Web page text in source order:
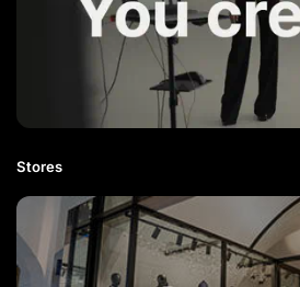
Stores